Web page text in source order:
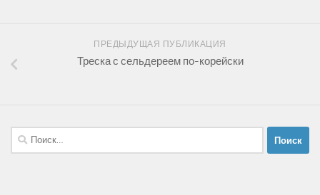
ПРЕДЫДУЩАЯ ПУБЛИКАЦИЯ
Треска с сельдереем по-корейски
Найти: